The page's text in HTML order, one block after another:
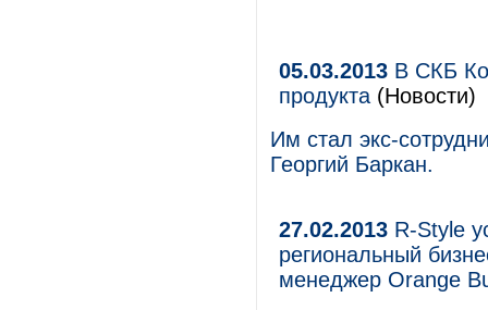
05.03.2013 В СКБ
продукта (Новости)
Им стал экс-
Георгий Баркан.
27.02.2013 R-Style
региональный
менеджер Orange